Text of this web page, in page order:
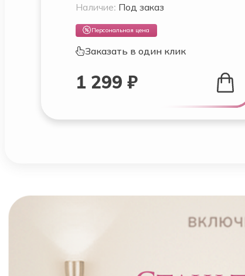
Наличие: Под заказ
Персональная цена
Заказать в один клик
1 299 ₽